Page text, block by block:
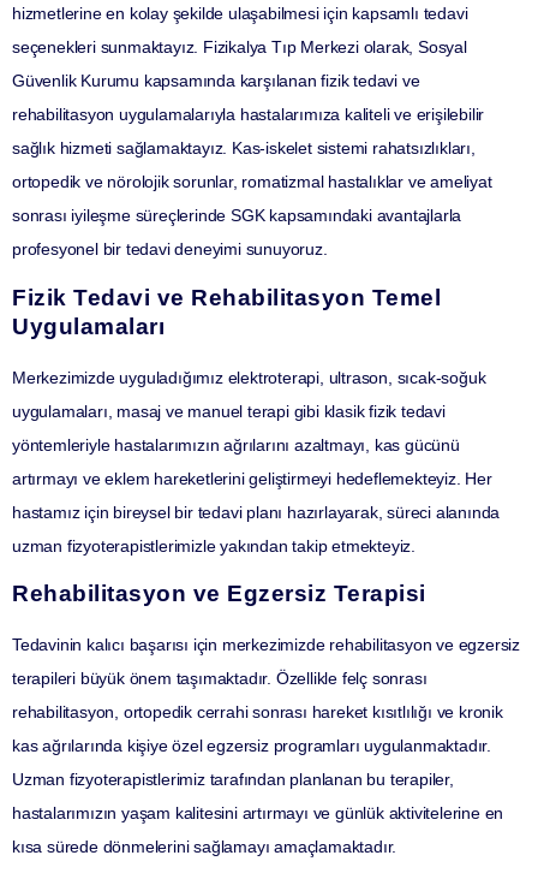
hizmetlerine en kolay şekilde ulaşabilmesi için kapsamlı tedavi
seçenekleri sunmaktayız. Fizikalya Tıp Merkeziolarak, Sosyal
Güvenlik Kurumu kapsamında karşılanan fizik tedavi ve
rehabilitasyon uygulamalarıyla hastalarımıza kaliteli ve erişilebilir
sağlık hizmeti sağlamaktayız. Kas-iskelet sistemi rahatsızlıkları,
ortopedik ve nörolojik sorunlar, romatizmal hastalıklar ve ameliyat
sonrası iyileşme süreçlerinde SGK kapsamındaki avantajlarla
profesyonel bir tedavi deneyimi sunuyoruz.
Fizik Tedavi ve Rehabilitasyon Temel
Uygulamaları
Merkezimizde uyguladığımız elektroterapi, ultrason, sıcak-soğuk
uygulamaları, masaj ve manuel terapigibi klasik fizik tedavi
yöntemleriyle hastalarımızın ağrılarını azaltmayı, kas gücünü
artırmayı ve eklem hareketlerini geliştirmeyi hedeflemekteyiz. Her
hastamız için bireysel bir tedavi planı hazırlayarak, süreci alanında
uzman fizyoterapistlerimizle yakından takip etmekteyiz.
Rehabilitasyon ve Egzersiz Terapisi
Tedavinin kalıcı başarısı için merkezimizde rehabilitasyon ve egzersiz
terapileri büyük önem taşımaktadır. Özellikle felç sonrası
rehabilitasyon, ortopedik cerrahi sonrası hareket kısıtlılığı ve kronik
kas ağrılarında kişiye özel egzersiz programları uygulanmaktadır.
Uzman fizyoterapistlerimiz tarafından planlanan bu terapiler,
hastalarımızın yaşam kalitesini artırmayı ve günlük aktivitelerine en
kısa sürede dönmelerini sağlamayı amaçlamaktadır.